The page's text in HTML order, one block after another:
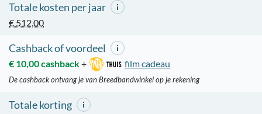
Totale kosten per jaar
€ 512,00
Cashback of voordeel
€ 10,00 cashback+ film cadeau
De cashback ontvang je van Breedbandwinkel op je rekening
Totale korting